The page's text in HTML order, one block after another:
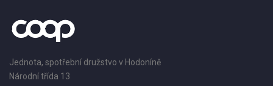
Jednota, spotřební družstvo v Hodoníně
Národní třída 13